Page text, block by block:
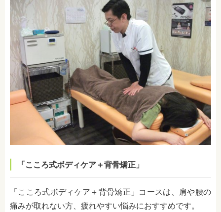
「こころ式ボディケア＋背骨矯正」
「こころ式ボディケア＋背骨矯正」コースは、肩や腰の
痛みが取れない方、疲れやすい悩みにおすすめです。